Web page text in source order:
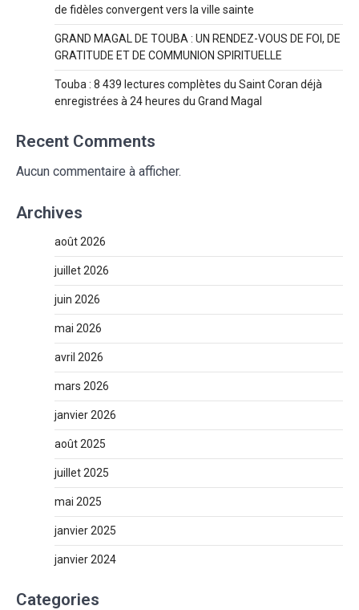
de fidèles convergent vers la ville sainte
GRAND MAGAL DE TOUBA : UN RENDEZ-VOUS DE FOI, DE
GRATITUDE ET DE COMMUNION SPIRITUELLE
Touba : 8 439 lectures complètes du Saint Coran déjà
enregistrées à 24 heures du Grand Magal
Recent Comments
Aucun commentaire à afficher.
Archives
août 2026
juillet 2026
juin 2026
mai 2026
avril 2026
mars 2026
janvier 2026
août 2025
juillet 2025
mai 2025
janvier 2025
janvier 2024
Categories